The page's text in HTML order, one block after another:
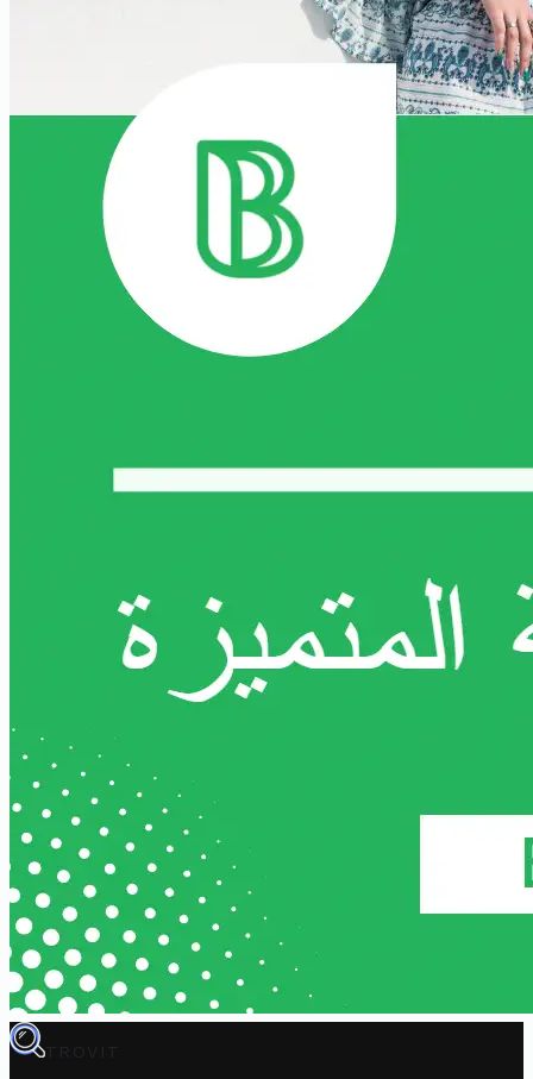
TROVIT